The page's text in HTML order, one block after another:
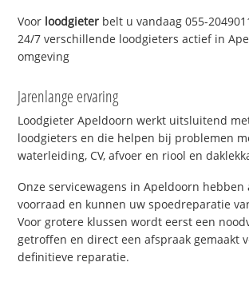
Voor loodgieter belt u vandaag 055-
24/7 verschillende loodgieters actief in
omgeving
Jarenlange ervaring
Loodgieter Apeldoorn werkt uitsluitend
loodgieters en die helpen bij problemen
waterleiding, CV, afvoer en riool en
Onze servicewagens in Apeldoorn
voorraad en kunnen uw spoedreparatie
Voor grotere klussen wordt eerst een
getroffen en direct een afspraak gemaakt
definitieve reparatie.